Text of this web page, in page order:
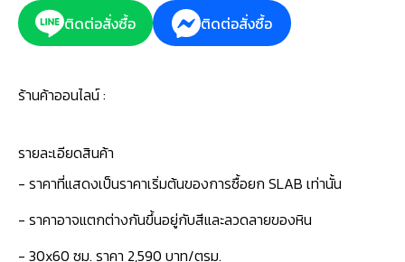
ติดต่อสั่งซื้อ
ติดต่อสั่งซื้อ
ร้านค้าออนไลน์ :
รายละเอียดสินค้า
- ราคาที่แสดงเป็นราคาเริ่มต้นของการซื้อยก SLAB เท่านั้น
- ราคาอาจแตกต่างกันขึ้นอยู่กับสีและลวดลายของหิน
- 30x60 ซม. ราคา 2,590 บาท/ตรม.